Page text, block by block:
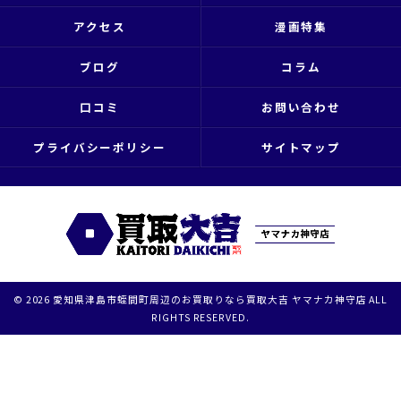
アクセス 漫画特集
ブログ コラム
口コミ お問い合わせ
プライバシーポリシー サイトマップ
© 2026 愛知県津島市蛭間町周辺のお買取りなら買取大吉 ヤマナカ神守店 ALL
RIGHTS RESERVED.